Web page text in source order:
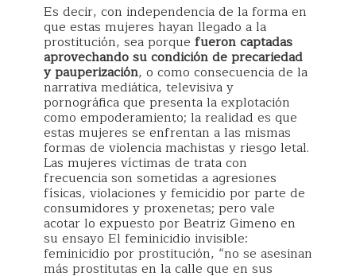
Es decir, con independencia de la forma en
que estas mujeres hayan llegado a la
prostitución, sea porque fueron captadas
aprovechando su condición de precariedad
y pauperización, o como consecuencia de la
narrativa mediática, televisiva y
pornográfica que presenta la explotación
como empoderamiento; la realidad es que
estas mujeres se enfrentan a las mismas
formas de violencia machistas y riesgo letal.
Las mujeres víctimas de trata con
frecuencia son sometidas a agresiones
físicas, violaciones y femicidio por parte de
consumidores y proxenetas; pero vale
acotar lo expuesto por Beatriz Gimeno en
su ensayo El feminicidio invisible:
feminicidio por prostitución, “no se asesinan
más prostitutas en la calle que en sus